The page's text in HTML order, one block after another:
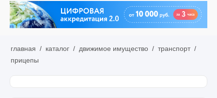
главная / каталог / движимое имущество / транспорт /
прицепы